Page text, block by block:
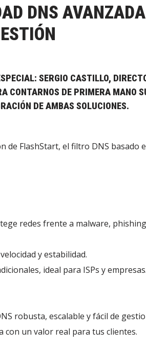
DNS
SERGIO CASTILLO,
CONTARNOS DE PRIMERA MANO
DE AMBAS SOLUCIONES.
de FlashStart, el filtro DNS basado
redes frente a malware,
y estabilidad.
ideal para ISPs y empresas.
robusta, escalable y fácil de
un valor real para tus clientes.